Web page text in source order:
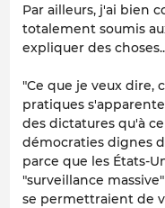
Par ailleurs, j'ai bien
totalement soumis
expliquer des
"Ce que je veux dire,
pratiques
des dictatures qu'à
démocraties dignes
parce que les États-
"surveillance
se permettraient de